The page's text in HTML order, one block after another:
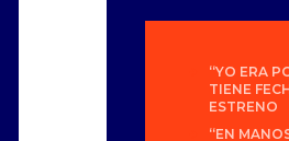
“YO ERA
TIENE
ESTRENO
“EN